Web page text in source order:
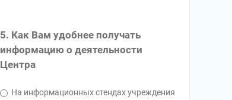
5. Как Вам удобнее получать
информацию о деятельности
Центра
На информационных стендах учреждения